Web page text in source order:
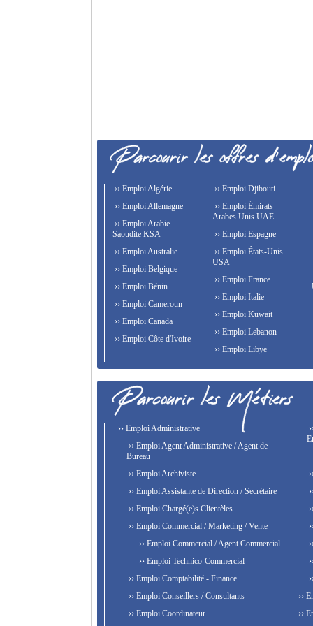
›› Emploi Algérie
›› Emploi Allemagne
›› Emploi Arabie
Saoudite KSA
›› Emploi Australie
›› Emploi Belgique
›› Emploi Bénin
›› Emploi Cameroun
›› Emploi Canada
›› Emploi Côte d'Ivoire
›› Emploi Djibouti
›› Emploi Émirats
Arabes Unis UAE
›› Emploi Espagne
›› Emploi États-Unis
USA
›› Emploi France
›› Emploi Italie
›› Emploi Kuwait
›› Emploi Lebanon
›› Emploi Libye
›› Emploi Administrative
›› Emploi Agent Administrative / Agent de
Bureau
›› Emploi Archiviste
›› Emploi Assistante de Direction / Secrétaire
›› Emploi Chargé(e)s Clientèles
›› Emploi Commercial / Marketing / Vente
›› Emploi Commercial / Agent Commercial
›› Emploi Technico-Commercial
›› Emploi Comptabilité - Finance
›› Emploi Conseillers / Consultants
›› Emploi Coordinateur
››
››